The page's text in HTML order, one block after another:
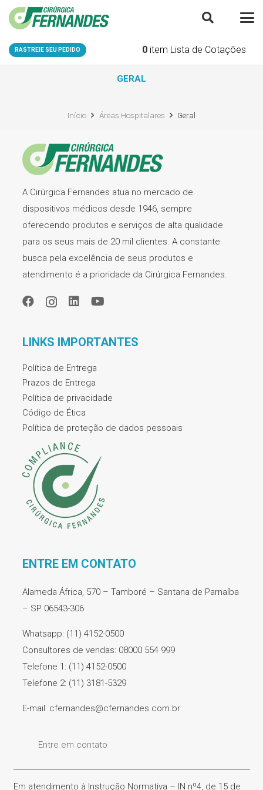
RASTREIE SEU PEDIDO 0 item Lista de Cotações
GERAL
Início Áreas Hospitalares Geral
A Cirúrgica Fernandes atua no mercado de
dispositivos médicos desde 1946, sempre
oferecendo produtos e serviços de alta qualidade
para os seus mais de 20 mil clientes. A constante
busca pela excelência de seus produtos e
atendimento é a prioridade da Cirúrgica Fernandes.
LINKS IMPORTANTES
Política de Entrega
Prazos de Entrega
Política de privacidade
Código de Ética
Política de proteção de dados pessoais
ENTRE EM CONTATO
Alameda África, 570 – Tamboré – Santana de Parnaíba
– SP 06543-306
Whatsapp: (11) 4152-0500
Consultores de vendas: 08000 554 999
Telefone 1: (11) 4152-0500
Telefone 2: (11) 3181-5329
E-mail: cfernandes@cfernandes.com.br
Entre em contato
Em atendimento à Instrução Normativa – IN nº4, de 15 de